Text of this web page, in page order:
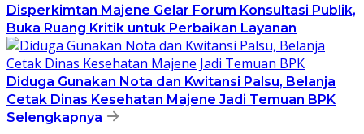
Disperkimtan Majene Gelar Forum Konsultasi Publik,
Buka Ruang Kritik untuk Perbaikan Layanan
Diduga Gunakan Nota dan Kwitansi Palsu, Belanja
Cetak Dinas Kesehatan Majene Jadi Temuan BPK
Selengkapnya